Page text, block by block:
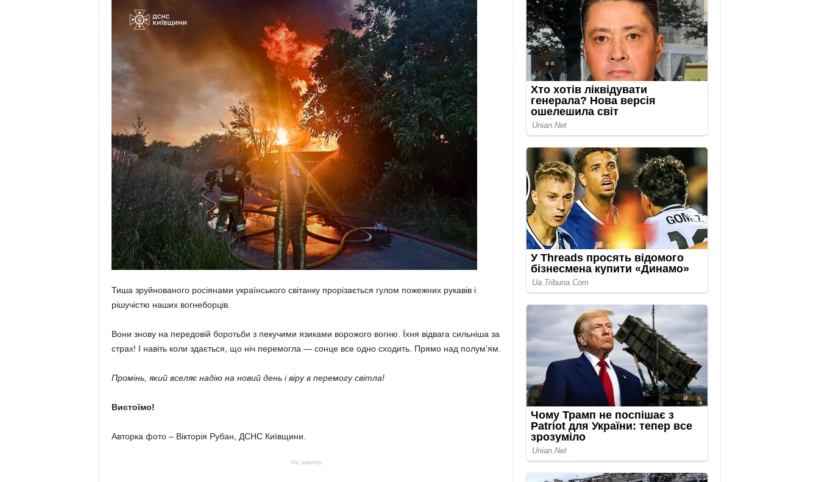
Тиша зруйнованого росіянами українського світанку прорізається гулом пожежних рукавів і
рішучістю наших вогнеборців.
Вони знову на передовій боротьби з пекучими язиками ворожого вогню. Їхня відвага сильніша за
страх! І навіть коли здається, що ніч перемогла — сонце все одно сходить. Прямо над полум’ям.
Промінь, який вселяє надію на новий день і віру в перемогу світла!
Вистоїмо!
Авторка фото – Вікторія Рубан, ДСНС Київщини.
На замітку